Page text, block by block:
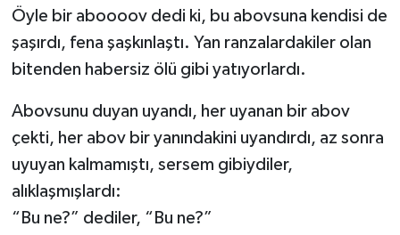
Öyle bir aboooov dedi ki, bu abovsuna kendisi de
şaşırdı, fena şaşkınlaştı. Yan ranzalardakiler olan
bitenden habersiz ölü gibi yatıyorlardı.
Abovsunu duyan uyandı, her uyanan bir abov
çekti, her abov bir yanındakini uyandırdı, az sonra
uyuyan kalmamıştı, sersem gibiydiler,
alıklaşmışlardı:
“Bu ne?” dediler, “Bu ne?”